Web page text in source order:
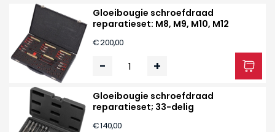
Gloeibougie schroefdraad
reparatieset: M8, M9, M10, M12
€ 200,00
- +
Gloeibougie schroefdraad
reparatieset; 33-delig
€ 140,00